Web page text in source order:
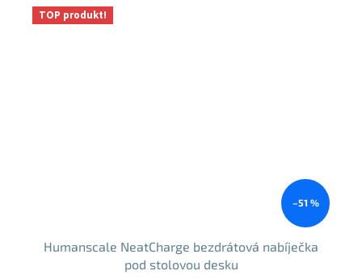
TOP produkt!
–51 %
Humanscale NeatCharge bezdrátová nabíječka
pod stolovou desku